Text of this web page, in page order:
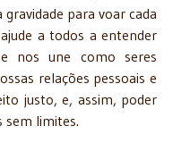
para voar cada
a todos a entender
nos une como seres
relações pessoais e
justo, e, assim, poder
sem limites.